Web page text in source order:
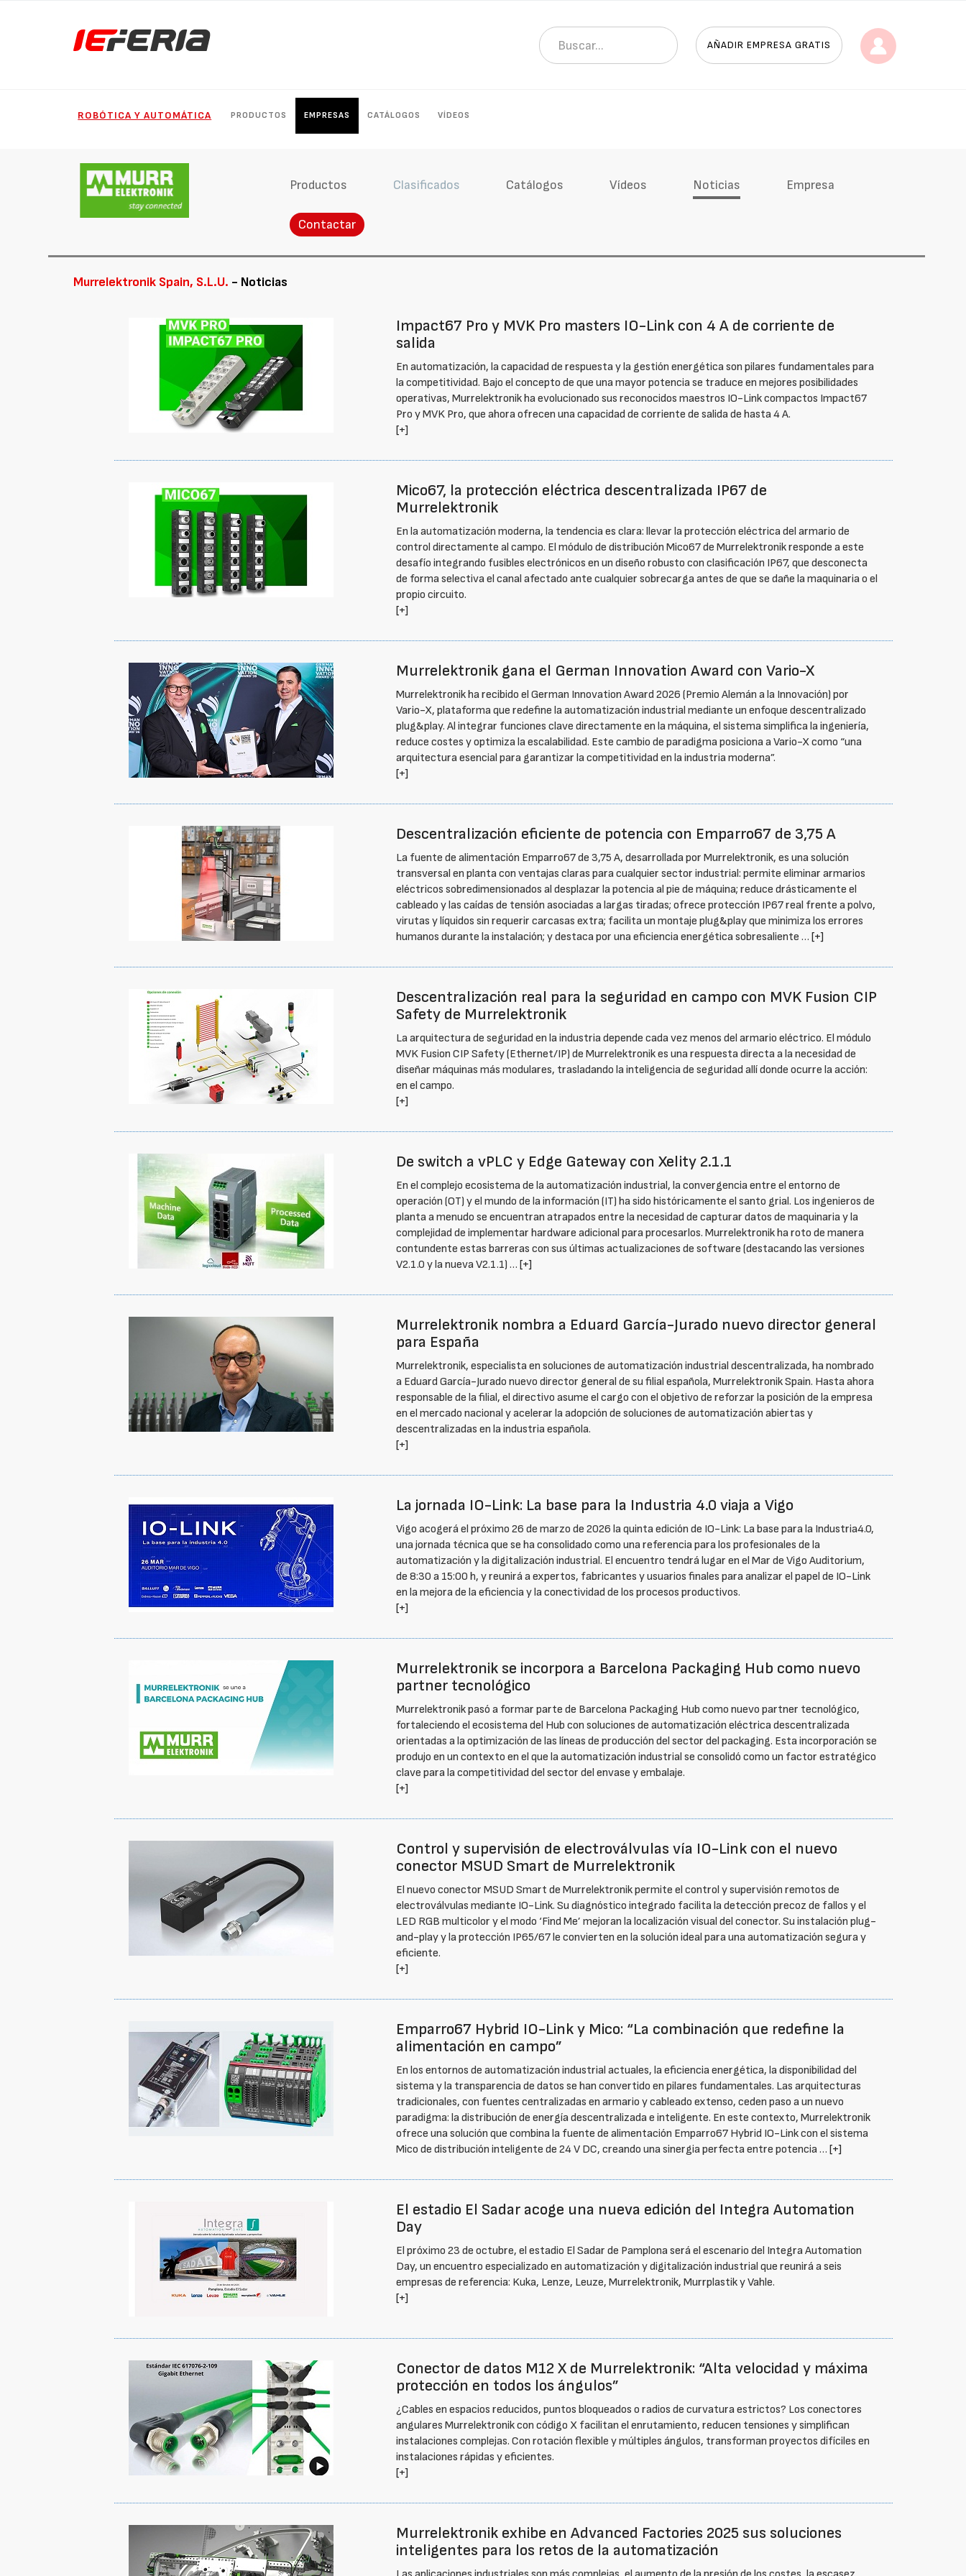
AÑADIR EMPRESA GRATIS
ROBÓTICA Y AUTOMÁTICA PRODUCTOS EMPRESAS CATÁLOGOS VÍDEOS
Productos Clasificados Catálogos Vídeos Noticias Empresa
Contactar
Murrelektronik Spain, S.L.U. - Noticias
Impact67 Pro y MVK Pro masters IO-Link con 4 A de corriente de
salida
En automatización, la capacidad de respuesta y la gestión energética son pilares fundamentales para
la competitividad. Bajo el concepto de que una mayor potencia se traduce en mejores posibilidades
operativas, Murrelektronik ha evolucionado sus reconocidos maestros IO-Link compactos Impact67
Pro y MVK Pro, que ahora ofrecen una capacidad de corriente de salida de hasta 4 A.
[+]
Mico67, la protección eléctrica descentralizada IP67 de
Murrelektronik
En la automatización moderna, la tendencia es clara: llevar la protección eléctrica del armario de
control directamente al campo. El módulo de distribución Mico67 de Murrelektronik responde a este
desafío integrando fusibles electrónicos en un diseño robusto con clasificación IP67, que desconecta
de forma selectiva el canal afectado ante cualquier sobrecarga antes de que se dañe la maquinaria o el
propio circuito.
[+]
Murrelektronik gana el German Innovation Award con Vario-X
Murrelektronik ha recibido el German Innovation Award 2026 (Premio Alemán a la Innovación) por
Vario-X, plataforma que redefine la automatización industrial mediante un enfoque descentralizado
plug&play. Al integrar funciones clave directamente en la máquina, el sistema simplifica la ingeniería,
reduce costes y optimiza la escalabilidad. Este cambio de paradigma posiciona a Vario-X como “una
arquitectura esencial para garantizar la competitividad en la industria moderna”.
[+]
Descentralización eficiente de potencia con Emparro67 de 3,75 A
La fuente de alimentación Emparro67 de 3,75 A, desarrollada por Murrelektronik, es una solución
transversal en planta con ventajas claras para cualquier sector industrial: permite eliminar armarios
eléctricos sobredimensionados al desplazar la potencia al pie de máquina; reduce drásticamente el
cableado y las caídas de tensión asociadas a largas tiradas; ofrece protección IP67 real frente a polvo,
virutas y líquidos sin requerir carcasas extra; facilita un montaje plug&play que minimiza los errores
humanos durante la instalación; y destaca por una eficiencia energética sobresaliente …[+]
Descentralización real para la seguridad en campo con MVK Fusion CIP
Safety de Murrelektronik
La arquitectura de seguridad en la industria depende cada vez menos del armario eléctrico. El módulo
MVK Fusion CIP Safety (Ethernet/IP) de Murrelektronik es una respuesta directa a la necesidad de
diseñar máquinas más modulares, trasladando la inteligencia de seguridad allí donde ocurre la acción:
en el campo.
[+]
De switch a vPLC y Edge Gateway con Xelity 2.1.1
En el complejo ecosistema de la automatización industrial, la convergencia entre el entorno de
operación (OT) y el mundo de la información (IT) ha sido históricamente el santo grial. Los ingenieros de
planta a menudo se encuentran atrapados entre la necesidad de capturar datos de maquinaria y la
complejidad de implementar hardware adicional para procesarlos. Murrelektronik ha roto de manera
contundente estas barreras con sus últimas actualizaciones de software (destacando las versiones
V2.1.0 y la nueva V2.1.1) …[+]
Murrelektronik nombra a Eduard García-Jurado nuevo director general
para España
Murrelektronik, especialista en soluciones de automatización industrial descentralizada, ha nombrado
a Eduard García-Jurado nuevo director general de su filial española, Murrelektronik Spain. Hasta ahora
responsable de la filial, el directivo asume el cargo con el objetivo de reforzar la posición de la empresa
en el mercado nacional y acelerar la adopción de soluciones de automatización abiertas y
descentralizadas en la industria española.
[+]
La jornada IO-Link: La base para la Industria 4.0 viaja a Vigo
Vigo acogerá el próximo 26 de marzo de 2026 la quinta edición de IO-Link: La base para la Industria4.0,
una jornada técnica que se ha consolidado como una referencia para los profesionales de la
automatización y la digitalización industrial. El encuentro tendrá lugar en el Mar de Vigo Auditorium,
de 8:30 a 15:00 h, y reunirá a expertos, fabricantes y usuarios finales para analizar el papel de IO-Link
en la mejora de la eficiencia y la conectividad de los procesos productivos.
[+]
Murrelektronik se incorpora a Barcelona Packaging Hub como nuevo
partner tecnológico
Murrelektronik pasó a formar parte de Barcelona Packaging Hub como nuevo partner tecnológico,
fortaleciendo el ecosistema del Hub con soluciones de automatización eléctrica descentralizada
orientadas a la optimización de las líneas de producción del sector del packaging. Esta incorporación se
produjo en un contexto en el que la automatización industrial se consolidó como un factor estratégico
clave para la competitividad del sector del envase y embalaje.
[+]
Control y supervisión de electroválvulas vía IO-Link con el nuevo
conector MSUD Smart de Murrelektronik
El nuevo conector MSUD Smart de Murrelektronik permite el control y supervisión remotos de
electroválvulas mediante IO-Link. Su diagnóstico integrado facilita la detección precoz de fallos y el
LED RGB multicolor y el modo ‘Find Me’ mejoran la localización visual del conector. Su instalación plug-
and-play y la protección IP65/67 le convierten en la solución ideal para una automatización segura y
eficiente.
[+]
Emparro67 Hybrid IO-Link y Mico: “La combinación que redefine la
alimentación en campo”
En los entornos de automatización industrial actuales, la eficiencia energética, la disponibilidad del
sistema y la transparencia de datos se han convertido en pilares fundamentales. Las arquitecturas
tradicionales, con fuentes centralizadas en armario y cableado extenso, ceden paso a un nuevo
paradigma: la distribución de energía descentralizada e inteligente. En este contexto, Murrelektronik
ofrece una solución que combina la fuente de alimentación Emparro67 Hybrid IO-Link con el sistema
Mico de distribución inteligente de 24 V DC, creando una sinergia perfecta entre potencia …[+]
El estadio El Sadar acoge una nueva edición del Integra Automation
Day
El próximo 23 de octubre, el estadio El Sadar de Pamplona será el escenario del Integra Automation
Day, un encuentro especializado en automatización y digitalización industrial que reunirá a seis
empresas de referencia: Kuka, Lenze, Leuze, Murrelektronik, Murrplastik y Vahle.
[+]
Conector de datos M12 X de Murrelektronik: “Alta velocidad y máxima
protección en todos los ángulos”
¿Cables en espacios reducidos, puntos bloqueados o radios de curvatura estrictos? Los conectores
angulares Murrelektronik con código X facilitan el enrutamiento, reducen tensiones y simplifican
instalaciones complejas. Con rotación flexible y múltiples ángulos, transforman proyectos difíciles en
instalaciones rápidas y eficientes.
[+]
Murrelektronik exhibe en Advanced Factories 2025 sus soluciones
inteligentes para los retos de la automatización